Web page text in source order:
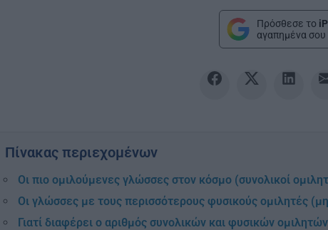
Πρόσθεσε το
αγαπημένα σου
Πίνακας περιεχομένων
Οι πιο ομιλούμενες γλώσσες στον κόσμο (συνολικοί
Οι γλώσσες με τους περισσότερους φυσικούς ομιλητές
Γιατί διαφέρει ο αριθμός συνολικών και φυσικών ομιλητών